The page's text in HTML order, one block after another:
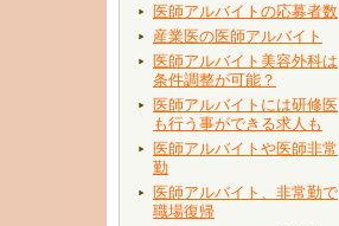
医師アルバイトの応募者数
産業医の医師アルバイト
医師アルバイト美容外科は
条件調整が可能？
医師アルバイトには研修医
も行う事ができる求人も
医師アルバイトや医師非常
勤
医師アルバイト、非常勤で
職場復帰